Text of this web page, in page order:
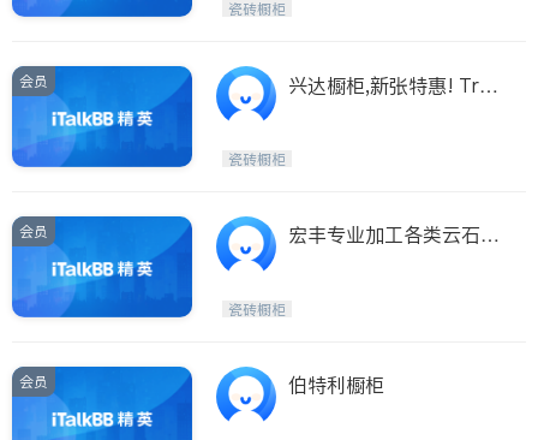
瓷砖橱柜
会员
兴达橱柜,新张特惠! Trini
瓷砖橱柜
会员
宏丰专业加工各类云石台
瓷砖橱柜
会员 伯特利橱柜